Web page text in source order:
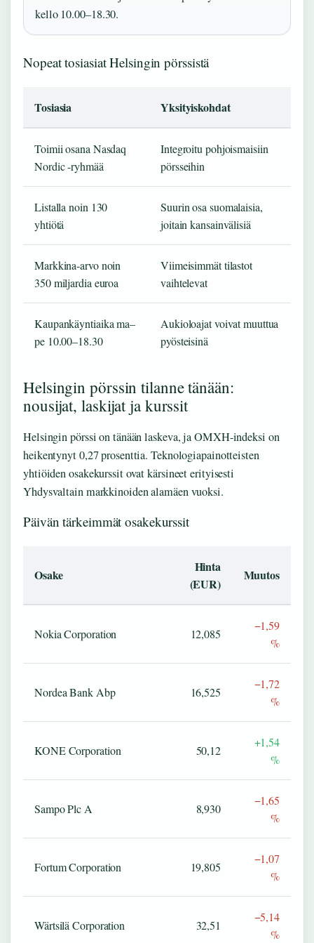
kello 10.00–18.30.
Nopeat tosiasiat Helsingin pörssistä
Tosiasia Yksityiskohdat
Toimii osana Nasdaq
Nordic -ryhmää
Integroitu pohjoismaisiin
pörsseihin
Listalla noin 130
yhtiötä
Suurin osa suomalaisia,
joitain kansainvälisiä
Markkina-arvo noin
350 miljardia euroa
Viimeisimmät tilastot
vaihtelevat
Kaupankäyntiaika ma–
pe 10.00–18.30
Aukioloajat voivat muuttua
pyösteisinä
Helsingin pörssin tilanne tänään:
nousijat, laskijat ja kurssit
Helsingin pörssi on tänään laskeva, ja OMXH-indeksi on
heikentynyt 0,27 prosenttia. Teknologiapainotteisten
yhtiöiden osakekurssit ovat kärsineet erityisesti
Yhdysvaltain markkinoiden alamäen vuoksi.
Päivän tärkeimmät osakekurssit
Osake
Hinta
(EUR)
Muutos
Nokia Corporation 12,085
−1,59
%
Nordea Bank Abp 16,525
−1,72
%
KONE Corporation 50,12
+1,54
%
Sampo Plc A 8,930
−1,65
%
Fortum Corporation 19,805
−1,07
%
Wärtsilä Corporation 32,51
−5,14
%